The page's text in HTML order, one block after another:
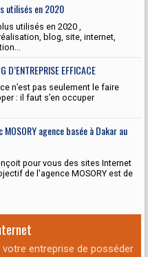
utilisés en 2020
utilisés en 2020 ,
blog, site, internet,
D’ENTREPRISE EFFICACE
n’est pas seulement le faire
: il faut s’en occuper
agence basée à Dakar au
pour vous des sites Internet
de l'agence MOSORY est de
entreprise de posséder